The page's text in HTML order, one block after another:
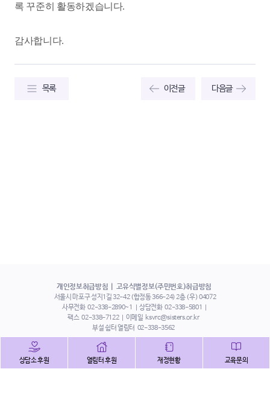
록 꾸준히 활동하겠습니다.
감사합니다.
목록 이전글 다음글
개인정보취급방침 고유식별정보(주민번호)취급방침
서울시 마포구 성지1길 32-42 (합정동 366-24) 2층 (우) 04072
사무전화 02-338-2890~1 상담전화 02-338-5801
팩스 02-338-7122 이메일 ksvrc@sisters.or.kr
부설 쉼터 열림터 02-338-3562
상담소 후원 열림터 후원 재정현황 교육문의